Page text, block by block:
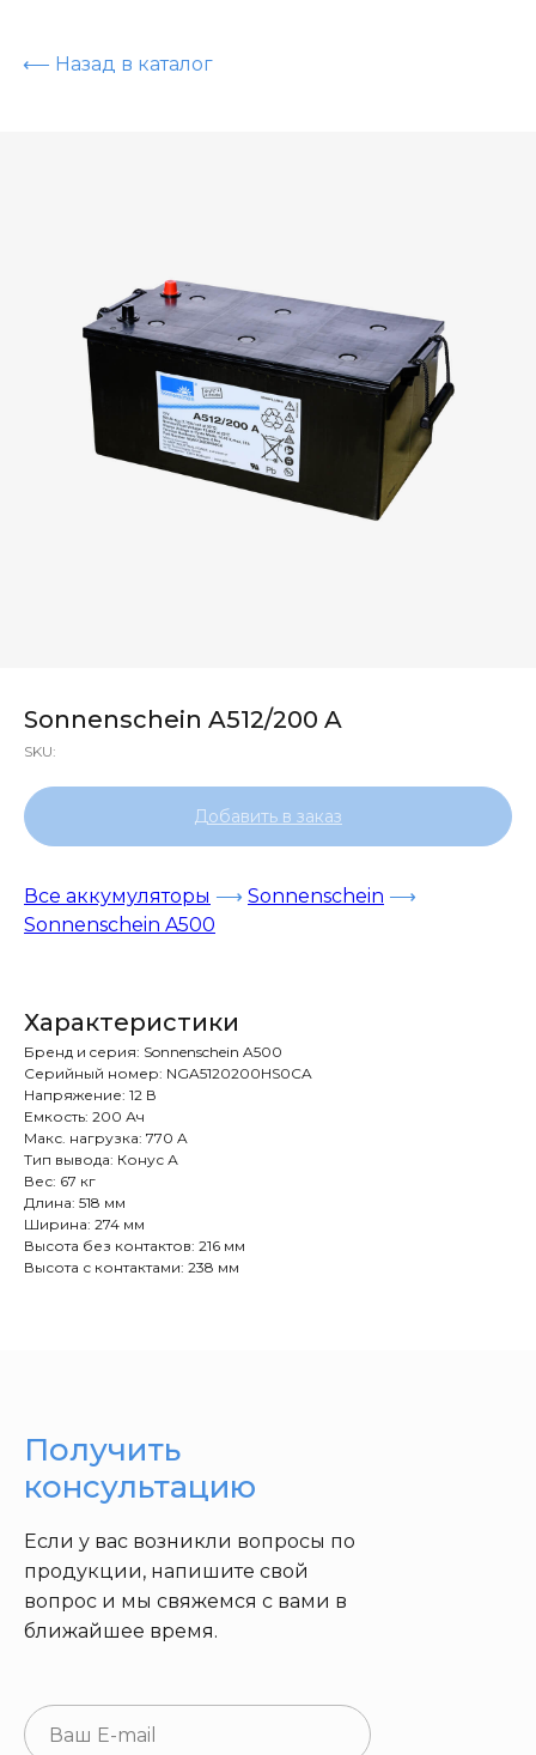
⟵ Назад в каталог
Sonnenschein A512/200 A
SKU:
Добавить в заказ
Все аккумуляторы ⟶ Sonnenschein ⟶
Sonnenschein A500
Характеристики
Бренд и cерия: Sonnenschein A500
Серийный номер: NGA5120200HS0CA
Напряжение: 12 В
Емкость: 200 Ач
Макс. нагрузка: 770 A
Тип вывода: Конус А
Вес: 67 кг
Длина: 518 мм
Ширина: 274 мм
Высота без контактов: 216 мм
Высота с контактами: 238 мм
Если у вас возникли вопросы по
продукции, напишите свой
вопрос и мы свяжемся с вами в
ближайшее время.
Получить
консультацию